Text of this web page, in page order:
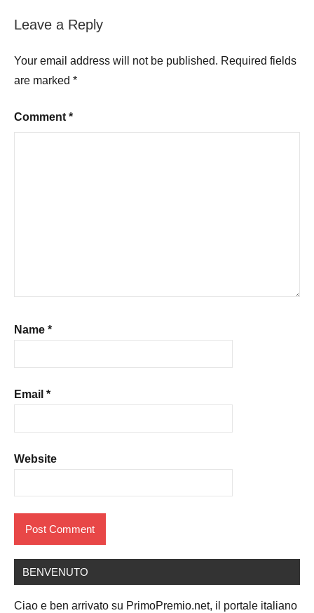
Leave a Reply
Your email address will not be published. Required fields
are marked *
Comment *
Name *
Email *
Website
BENVENUTO
Ciao e ben arrivato su PrimoPremio.net, il portale italiano